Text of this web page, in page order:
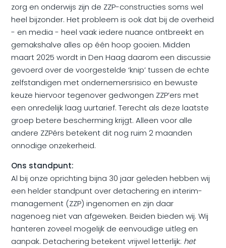
zorg en onderwijs zijn de ZZP-constructies soms wel
heel bijzonder. Het probleem is ook dat bij de overheid
- en media - heel vaak iedere nuance ontbreekt en
gemakshalve alles op één hoop gooien. Midden
maart 2025 wordt in Den Haag daarom een discussie
gevoerd over de voorgestelde ‘knip’ tussen de echte
zelfstandigen met ondernemersrisico en bewuste
keuze hiervoor tegenover gedwongen ZZP’ers met
een onredelijk laag uurtarief. Terecht als deze laatste
groep betere bescherming krijgt. Alleen voor alle
andere ZZPérs betekent dit nog ruim 2 maanden
onnodige onzekerheid.
Ons standpunt:
Al bij onze oprichting bijna 30 jaar geleden hebben wij
een helder standpunt over detachering en interim-
management (ZZP) ingenomen en zijn daar
nagenoeg niet van afgeweken. Beiden bieden wij. Wij
hanteren zoveel mogelijk de eenvoudige uitleg en
aanpak. Detachering betekent vrijwel letterlijk: het